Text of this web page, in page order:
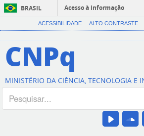
BRASIL
Acesso à informação
ACESSIBILIDADE ALTO CONTRASTE
CNPq
MINISTÉRIO DA CIÊNCIA, TECNOLOGIA E